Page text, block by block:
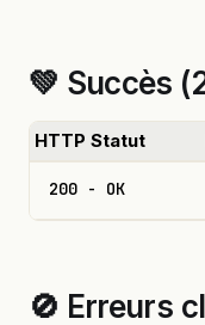
💚 Succès
HTTP Statut
200 - OK
🚫 Erreurs